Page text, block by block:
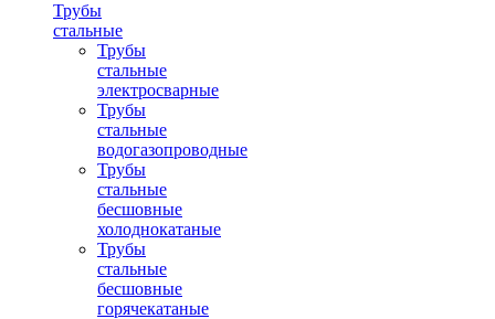
Трубы
стальные
Трубы
стальные
электросварные
Трубы
стальные
водогазопроводные
Трубы
стальные
бесшовные
холоднокатаные
Трубы
стальные
бесшовные
горячекатаные